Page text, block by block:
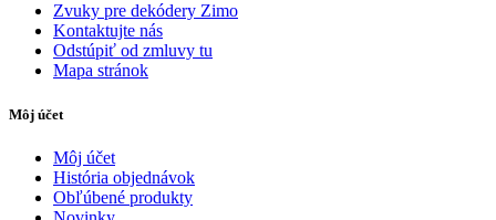
Zvuky pre dekódery Zimo
Kontaktujte nás
Odstúpiť od zmluvy tu
Mapa stránok
Môj účet
Môj účet
História objednávok
Obľúbené produkty